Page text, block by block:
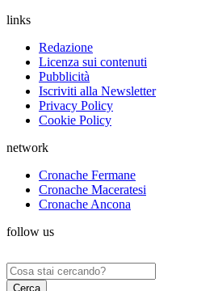
links
Redazione
Licenza sui contenuti
Pubblicità
Iscriviti alla Newsletter
Privacy Policy
Cookie Policy
network
Cronache Fermane
Cronache Maceratesi
Cronache Ancona
follow us
Ricerca
per: